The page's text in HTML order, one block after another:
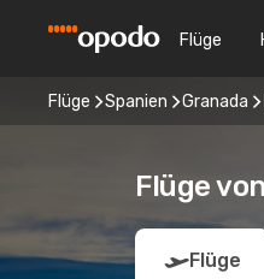
Flüge
Flüge Spanien Granada
Flüge
Flüge